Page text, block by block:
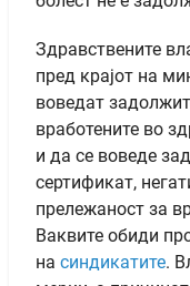
Здравствените
пред крајот на
воведат
вработените во
и да се воведе
сертификат,
прележаност за
Ваквите обиди
на синдикатите.